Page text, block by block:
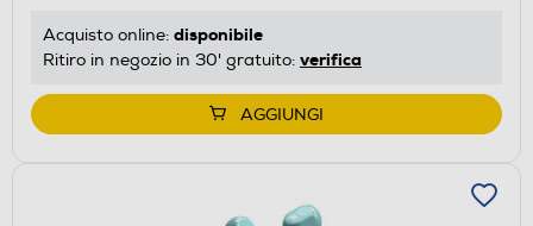
Acquisto online: disponibile
Ritiro in negozio in 30' gratuito: verifica
AGGIUNGI